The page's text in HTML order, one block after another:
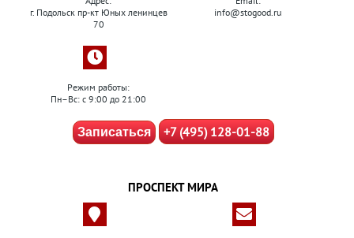
г. Подольск пр-кт Юных ленинцев
70
info@stogood.ru
Режим работы:
Пн–Вс: с 9:00 до 21:00
Записаться +7 (495) 128-01-88
ПРОСПЕКТ МИРА